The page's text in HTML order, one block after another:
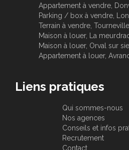
Appartement à vendre,
Parking / box à vendre,
Terrain à vendre,
Maison à louer, La
Maison à louer, Orval sur
Appartement à louer,
Liens pratiques
Qui sommes-nous
Nos agences
Conseils et infos
Recrutement
Contact